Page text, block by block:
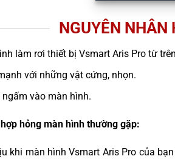
NGUYÊN NHÂN
làm rơi thiết bị Vsmart Aris Pro từ
với những vật cứng, nhọn.
vào màn hình.
hỏng màn hình thường gặp:
khi màn hình Vsmart Aris Pro của